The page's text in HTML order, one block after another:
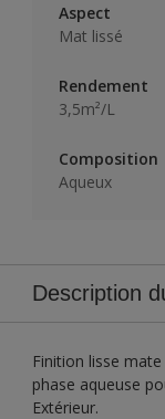
Aspect
Mat lissé
Rendement
3,5m²/L
Composition
Aqueux
Description
Finition lisse
phase aqueuse
Extérieur.